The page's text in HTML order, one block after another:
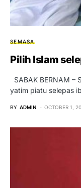
SEMASA
Pilih Islam
SABAK BERNAM –
yatim piatu selepas
BY ADMIN OCTOBER 1,